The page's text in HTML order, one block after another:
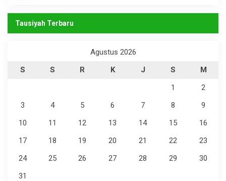
Tausiyah Terbaru
Agustus 2026
S
S R K J S
M
1
2
3
4 5 6 7 8
9
10
11 12 13 14 15
16
17
18 19 20 21 22
23
24
25 26 27 28 29
30
31